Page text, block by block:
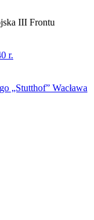
III Frontu
r.
„Stutthof” Wacława